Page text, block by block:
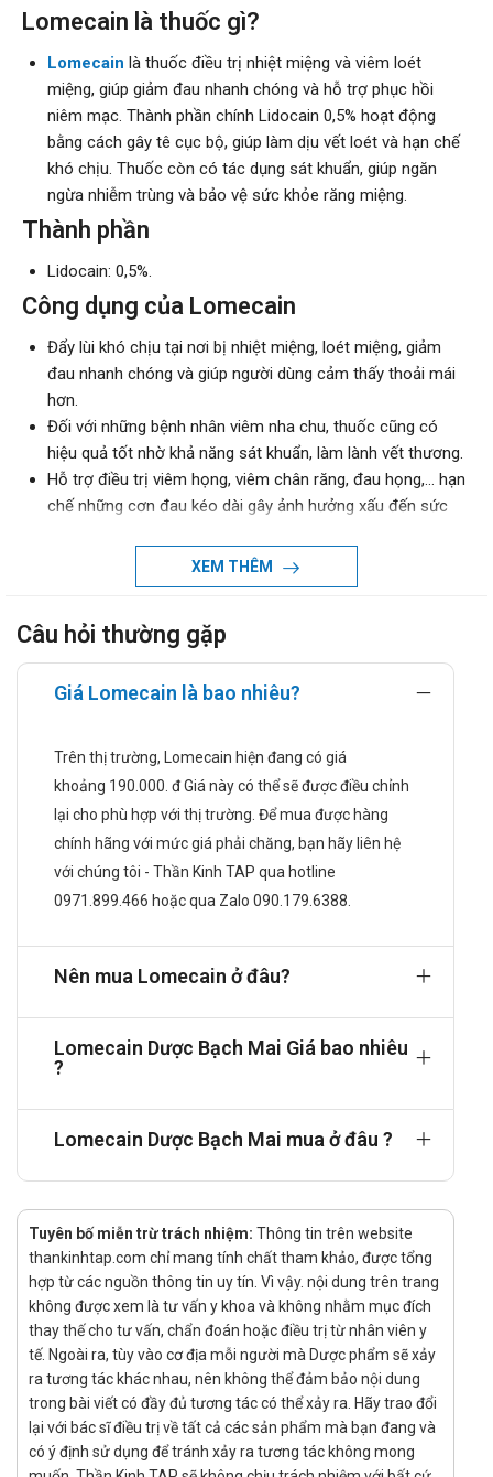
Lomecain là thuốc gì?
Lomecain là thuốc điều trị nhiệt miệng và viêm loét
miệng, giúp giảm đau nhanh chóng và hỗ trợ phục hồi
niêm mạc. Thành phần chính Lidocain 0,5% hoạt động
bằng cách gây tê cục bộ, giúp làm dịu vết loét và hạn chế
khó chịu. Thuốc còn có tác dụng sát khuẩn, giúp ngăn
ngừa nhiễm trùng và bảo vệ sức khỏe răng miệng.
Thành phần
Lidocain: 0,5%.
Công dụng của Lomecain
Đẩy lùi khó chịu tại nơi bị nhiệt miệng, loét miệng, giảm
đau nhanh chóng và giúp người dùng cảm thấy thoải mái
hơn.
Đối với những bệnh nhân viêm nha chu, thuốc cũng có
hiệu quả tốt nhờ khả năng sát khuẩn, làm lành vết thương.
Hỗ trợ điều trị viêm họng, viêm chân răng, đau họng,… hạn
chế những cơn đau kéo dài gây ảnh hưởng xấu đến sức
Làm lành vết loét hay những tổn thương trong khoang
miệng hiệu quả.
răng miệng.
Hướng dẫn sử dụng
Dùng bằng cách ngậm, không nên nhai nát ra hoặc uống
cùng nước.
Người > 18 tuổi bị nặng: Liều dùng 6 viên/ngày
Người > 18 bị nhẹ: Dùng 4-5 viên/ngày
Trẻ em từ 6-12 tuổi: Dùng 4 viên chia thành 2 lần mỗi ngày.
Trẻ từ 1-3 tuổi: Dùng 2 viên chia 2 lần mỗi ngày.
Chưa có báo cáo về các triệu chứng quá liều khi sử dụng
sản phẩm. Nếu có các biểu hiện bất thường xảy ra, cần
Chống chỉ định
Đối tượng mẫn cảm với thành phần sản phẩm.
Wolff-Parkinson-White, hoặc có rối loạn xoang – nhĩ nặng,
suy cơ tim nặng, blốc nhĩ – thất ở tất cả các mức độ.
Phụ nữ mang thai và cho con bú.
Tác dụng phụ của Lomecain
Kích ứng tại chỗ, dị ứng da, ban đỏ, nổi mẩn.
Viêm loét dạ dày.
Rối loạn miễn dịch.
Nếu dùng khi đói có thể bị nôn, buồn nôn, đau bụng.
Cảnh báo khi sử dụng
XEM THÊM
Câu hỏi thường gặp
Giá Lomecain là bao nhiêu?
Trên thị trường, Lomecain hiện đang có giá
khoảng 190.000. đ Giá này có thể sẽ được điều chỉnh
lại cho phù hợp với thị trường. Để mua được hàng
chính hãng với mức giá phải chăng, bạn hãy liên hệ
với chúng tôi - Thần Kinh TAP qua hotline
0971.899.466 hoặc qua Zalo 090.179.6388.
Nên mua Lomecain ở đâu?
Lomecain Dược Bạch Mai Giá bao nhiêu
?
Lomecain Dược Bạch Mai mua ở đâu ?
Tuyên bố miễn trừ trách nhiệm: Thông tin trên website
thankinhtap.com chỉ mang tính chất tham khảo, được tổng
hợp từ các nguồn thông tin uy tín. Vì vậy. nội dung trên trang
không được xem là tư vấn y khoa và không nhằm mục đích
thay thế cho tư vấn, chẩn đoán hoặc điều trị từ nhân viên y
tế. Ngoài ra, tùy vào cơ địa mỗi người mà Dược phẩm sẽ xảy
ra tương tác khác nhau, nên không thể đảm bảo nội dung
trong bài viết có đầy đủ tương tác có thể xảy ra. Hãy trao đổi
lại với bác sĩ điều trị về tất cả các sản phẩm mà bạn đang và
có ý định sử dụng để tránh xảy ra tương tác không mong